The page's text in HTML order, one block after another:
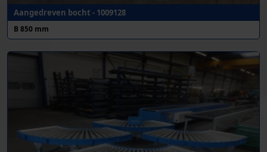
Aangedreven bocht - 1009128
B 850 mm